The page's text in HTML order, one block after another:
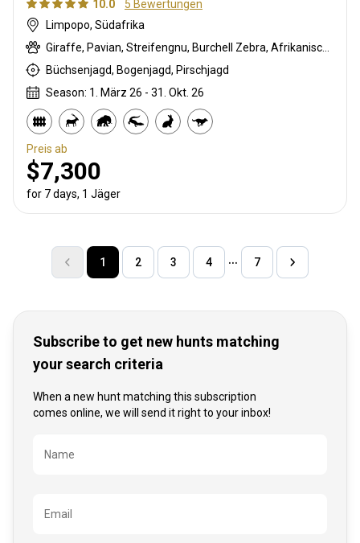
10.0
5 Bewertungen
Limpopo, Südafrika
Büchsenjagd, Bogenjagd, Pirschjagd
Season: 1. März 26 - 31. Okt. 26
Preis ab
$7,300
for 7 days, 1 Jäger
1 2 3 4 7
Subscribe to get new hunts matching
your search criteria
When a new hunt matching this subscription
comes online, we will send it right to your inbox!
Bezeichnung
Name
Email